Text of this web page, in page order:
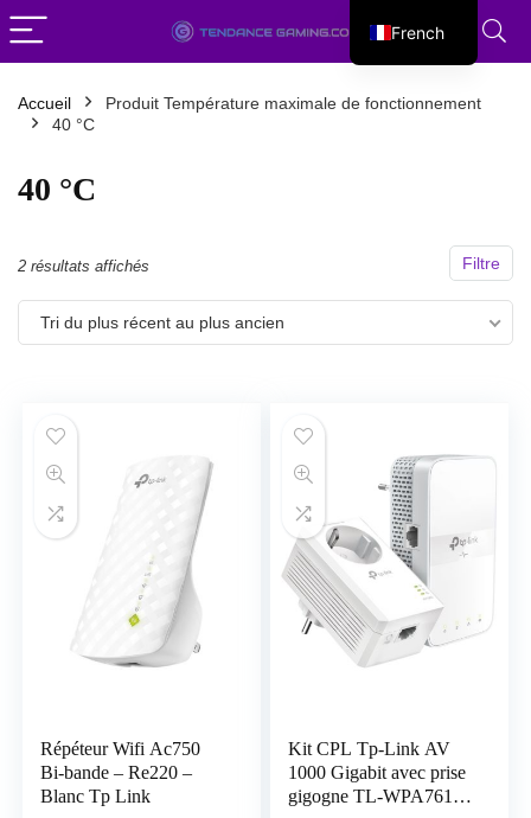
Accueil
Produit Température maximale de fonctionnement
40 °C
40 °C
Filtre
2 résultats affichés
du
plus
Tri du plus récent au plus ancien
Répéteur Wifi Ac750
Bi-bande – Re220 –
Blanc Tp Link
Kit CPL Tp-Link AV
1000 Gigabit avec prise
gigogne TL-WPA7617
French
English